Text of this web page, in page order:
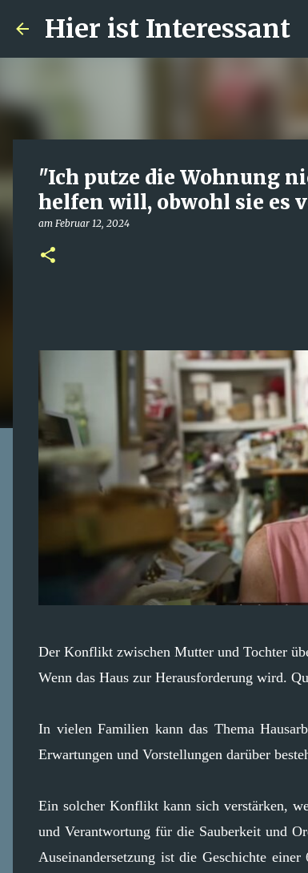
Hier ist Interessant
"Ich putze die Wohnung
helfen will, obwohl sie es
am Februar 12, 2024
Der Konflikt zwischen Mutter und Tochter
Wenn das Haus zur Herausforderung wird.
In vielen Familien kann das Thema
Erwartungen und Vorstellungen darüber
Ein solcher Konflikt kann sich verstärken,
und Verantwortung für die Sauberkeit und
Auseinandersetzung ist die Geschichte